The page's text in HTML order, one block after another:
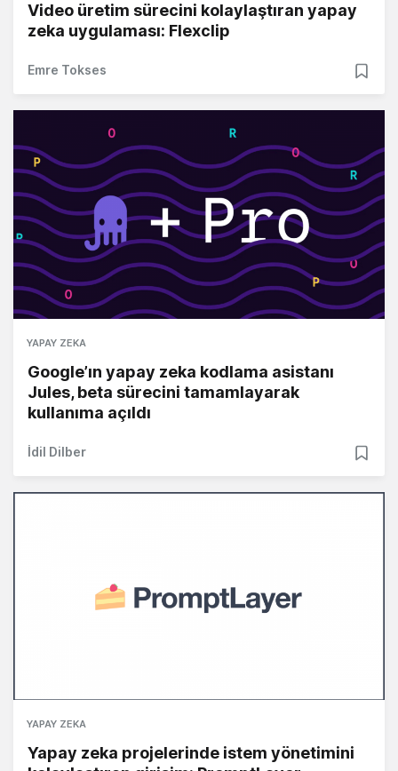
Video üretim sürecini kolaylaştıran yapay
zeka uygulaması: Flexclip
Emre Tokses
YAPAY ZEKA
Google’ın yapay zeka kodlama asistanı
Jules, beta sürecini tamamlayarak
kullanıma açıldı
İdil Dilber
YAPAY ZEKA
Yapay zeka projelerinde istem yönetimini